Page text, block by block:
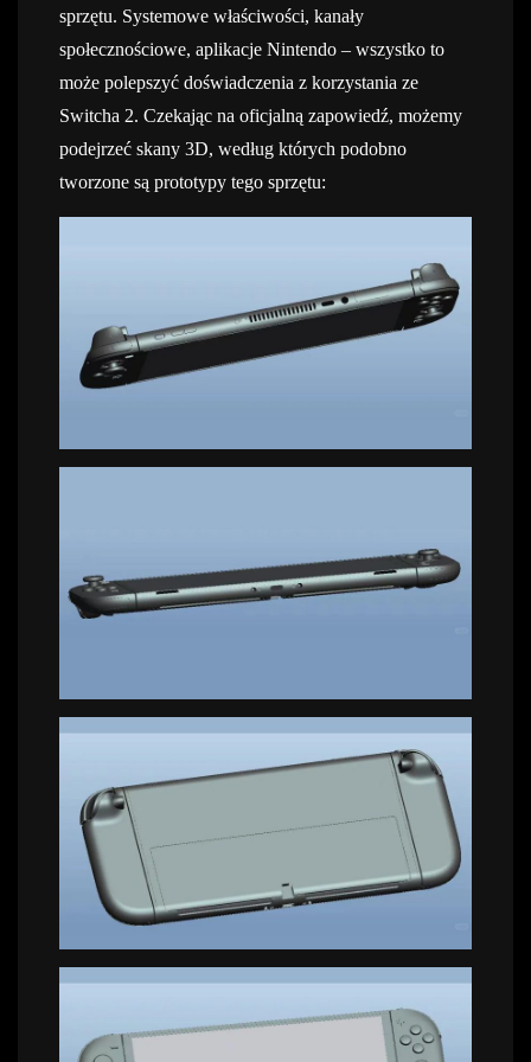
sprzętu. Systemowe właściwości, kanały
społecznościowe, aplikacje Nintendo – wszystko to
może polepszyć doświadczenia z korzystania ze
Switcha 2. Czekając na oficjalną zapowiedź, możemy
podejrzeć skany 3D, według których podobno
tworzone są prototypy tego sprzętu: